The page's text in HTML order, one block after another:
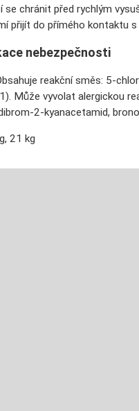
se chránit před rychlým
přijít do přímého kontaktu
nebezpečnosti
reakční směs: 5-
Může vyvolat alergickou
2-kyanacetamid,
21 kg